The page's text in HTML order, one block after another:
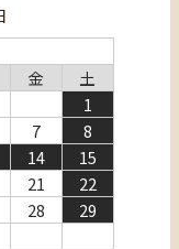
金
土
1
7
8
14
15
21
22
28
29